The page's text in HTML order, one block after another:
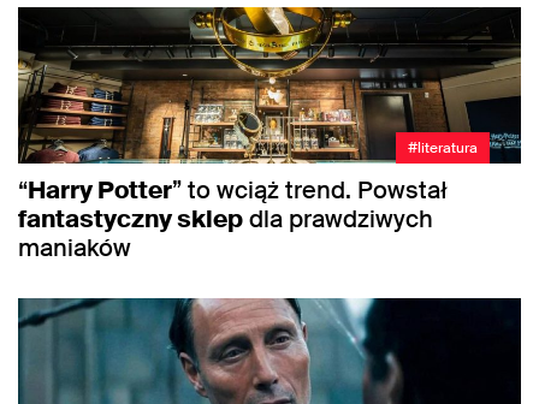
#literatura
“Harry Potter” to wciąż trend. Powstał
fantastyczny sklepdla prawdziwych
maniaków